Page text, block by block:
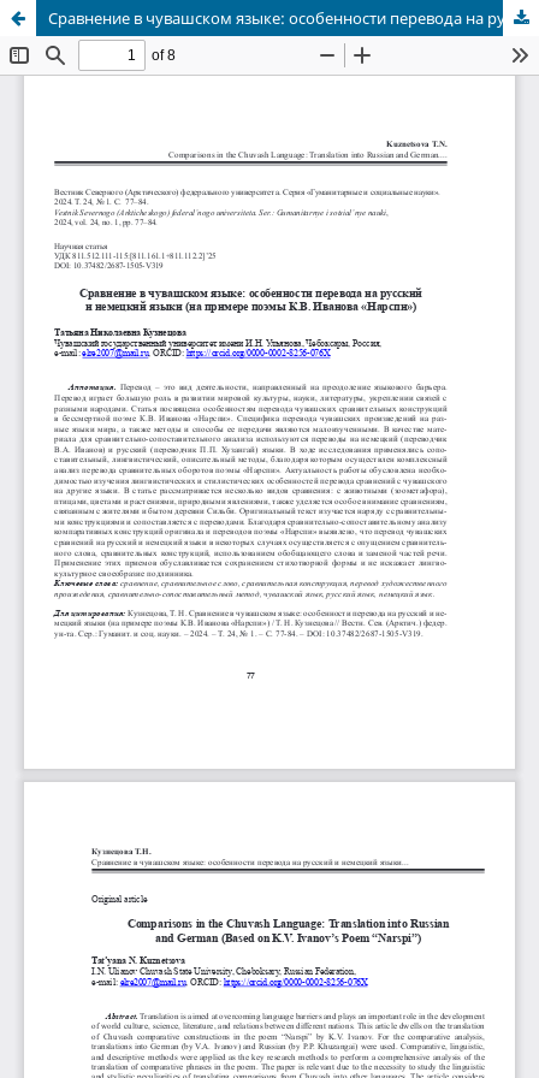
Сравнение в чувашском языке: особенности перевода на русский и немецкий языки (на примере поэмы К.В. Иванова «Нарспи»)